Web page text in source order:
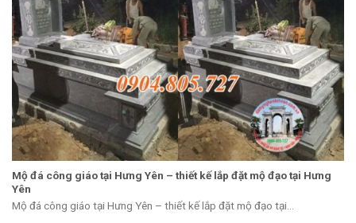
Mộ đá công giáo tại Hưng Yên – thiết kế lắp đặt mộ đạo tại Hưng
Yên
Mộ đá công giáo tại Hưng Yên – thiết kế lắp đặt mộ đạo tại...